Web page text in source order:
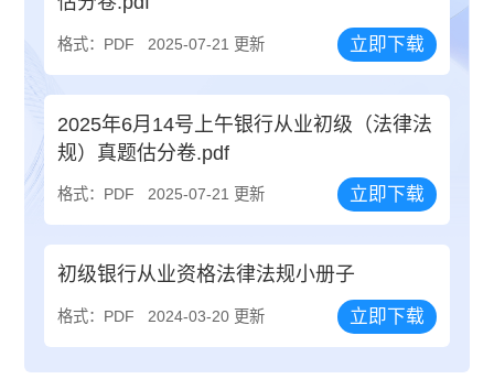
格式：PDF 2025-07-21 更新 立即下载
2025年6月14号上午银行从业初级（法律法
规）真题估分卷.pdf
格式：PDF 2025-07-21 更新 立即下载
初级银行从业资格法律法规小册子
格式：PDF 2024-03-20 更新 立即下载